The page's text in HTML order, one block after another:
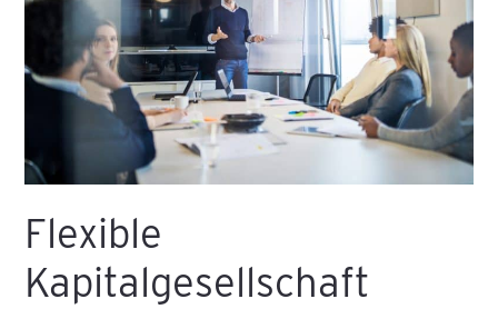
Flexible
Kapitalgesellschaft